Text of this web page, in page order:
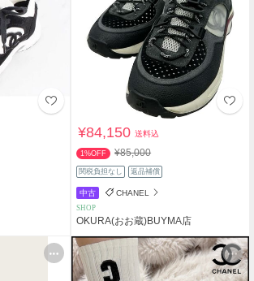
¥84,150送料込
1%OFF ¥85,000
関税負担なし 返品補償
中古 CHANEL
SHOP
OKURA(おお蔵)BUYMA店